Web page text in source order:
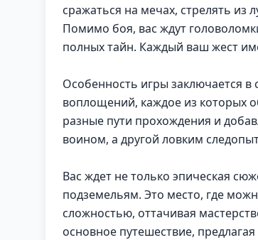
сражаться на мечах, стрелять из
Помимо боя, вас ждут
полных тайн. Каждый ваш жест
Особенность игры заключается
воплощений, каждое из которых
разные пути прохождения и
воином, а другой ловким
Вас ждет не только эпическая
подземельям. Это место, где
сложностью, оттачивая
основное путешествие,